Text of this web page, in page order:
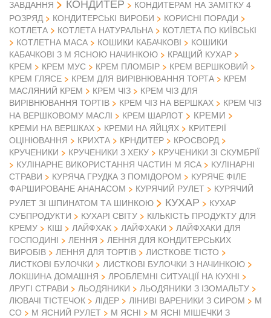
ЗАВДАННЯ
КОНДИТЕР
КОНДИТЕРАМ НА ЗАМІТКУ 4
РОЗРЯД
КОНДИТЕРСЬКІ ВИРОБИ
КОРИСНІ ПОРАДИ
КОТЛЕТА
КОТЛЕТА НАТУРАЛЬНА
КОТЛЕТА ПО КИЇВСЬКІ
КОТЛЕТНА МАСА
КОШИКИ КАБАЧКОВІ
КОШИКИ
КАБАЧКОВІ З М ЯСНОЮ НАЧИНКОЮ
КРАЩИЙ КУХАР
КРЕМ
КРЕМ МУС КРЕМ ПЛОМБІР
КРЕМ ВЕРШКОВИЙ
КРЕМ ГЛЯСЕ
КРЕМ ДЛЯ ВИРІВНЮВАННЯ ТОРТА
КРЕМ
МАСЛЯНИЙ КРЕМ
КРЕМ ЧІЗ
КРЕМ ЧІЗ ДЛЯ
ВИРІВНЮВАННЯ ТОРТІВ
КРЕМ ЧІЗ НА ВЕРШКАХ
КРЕМ ЧІЗ
НА ВЕРШКОВОМУ МАСЛІ
КРЕМ ШАРЛОТ КРЕМИ
КРЕМИ НА ВЕРШКАХ КРЕМИ НА ЯЙЦЯХ
КРИТЕРІЇ
ОЦІНЮВАННЯ
КРИХТА КРНДИТЕР
КРОСВОРД
КРУЧЕНИКИ
КРУЧЕНИКИ З ХЕКУ
КРУЧЕНИКИ ЗІ СКУМБРІЇ
КУЛІНАРНЕ ВИКОРИСТАННЯ ЧАСТИН М ЯСА
КУЛІНАРНІ
СТРАВИ
КУРЯЧА ГРУДКА З ПОМІДОРОМ
КУРЯЧЕ ФІЛЕ
ФАРШИРОВАНЕ АНАНАСОМ
КУРЯЧИЙ РУЛЕТ
КУРЯЧИЙ
РУЛЕТ ЗІ ШПИНАТОМ ТА ШИНКОЮ
КУХАР
КУХАР
СУБПРОДУКТИ
КУХАРІ СВІТУ
КІЛЬКІСТЬ ПРОДУКТУ ДЛЯ
КРЕМУ
КІШ ЛАЙФХАК ЛАЙФХАКИ
ЛАЙФХАКИ ДЛЯ
ГОСПОДИНІ
ЛЕННЯ
ЛЕННЯ ДЛЯ КОНДИТЕРСЬКИХ
ВИРОБІВ
ЛЕННЯ ДЛЯ ТОРТІВ
ЛИСТКОВЕ ТІСТО
ЛИСТКОВІ БУЛОЧКИ
ЛИСТКОВІ БУЛОЧКИ З НАЧИНКОЮ
ЛОКШИНА ДОМАШНЯ
ЛРОБЛЕМНІ СИТУАЦІЇ НА КУХНІ
ЛРУГІ СТРАВИ
ЛЬОДЯНИКИ
ЛЬОДЯНИКИ З ІЗОМАЛЬТУ
ЛЮВАЧІ ТІСТЕЧОК
ЛІДЕР ЛІНИВІ ВАРЕНИКИ З СИРОМ
М
СО
М ЯСНИЙ РУЛЕТ М ЯСНІ
М ЯСНІ МІШЕЧКИ З